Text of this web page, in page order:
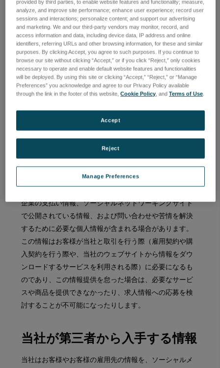
その他の場所でフォーム（例：'お問い合わせ'フォ
ーム）に入力・記入される際
アプリケーションを使用するためのアカウントを
作成する際
当社のウェブサイトからドキュメントやアプリケ
ーションをダウンロードする際
ニュースレターやその他のお知らせを受け取る登
電話、メールやその他の手段で当社の連絡先に問
い合わせる際
求人情報やインターンに応募する際
通常、お客様が当社に提供する個人情報には、氏名、ユ
ーザー名、会社名、住所、電子メールアドレス、電話番
企業の支払い情報、ソーシャルネットワーキングサイト
で公開されている情報、および問い合わせや苦情を解決
するために必要な個人情報が含まれる場合があります。
この情報はお客様が当社と取引を行う際（雇用契約や購
入契約を行う際や、当社のウェブサイトから情報をダウ
ンロードするサービスを利用される際）に必要になるも
のであり、この情報提供を怠った場合は、必要なサービ
スや商品を提供できなかったり、求人情報への応募を検
討することが不可能になったりします。
当社が第三者から入手する情報
当社はお客様やお客様の雇用先の情報を、ソーシャルメ
provided by third parties, to enable website features and functionality; measure,
analyze, and improve site performance; enhance user experience; record user
sessions and interactions; personalize content; and support our advertising
and marketing. We and our third-party vendors may monitor, record, and
access information and data, including device data, IP address and online
identifiers, referring URLs and other browsing information, for these and similar
purposes. By clicking Accept, you agree to such purposes. If you continue to
browse our site without clicking “Accept,” or if you click “Reject,” only cookies
necessary to operate and enable default website features and functionalities
will be deployed. By using this site or clicking “Accept,” “Reject,” or “Manage
Preferences” you acknowledge and agree to our Privacy Policy available
through the link in the footer of this website,Cookie Policy, andTerms of Use.
Manage Preferences
Reject
Accept